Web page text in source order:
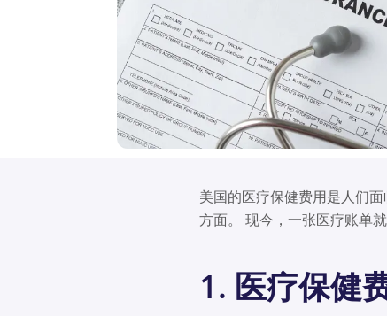
美国的医疗保健费用是人们
方面。 现今，一张医疗账单
1. 医疗保健